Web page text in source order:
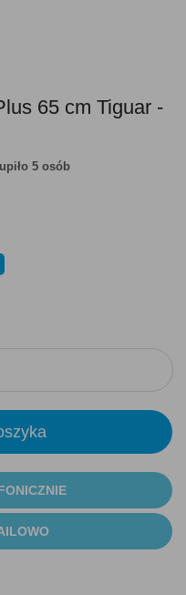
65 cm Tiguar -
5 osób